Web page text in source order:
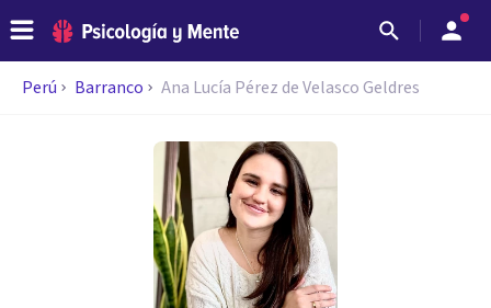
Perú Barranco Ana Lucía Pérez de Velasco Geldres